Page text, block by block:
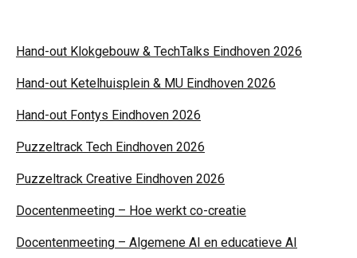
Hand-out Klokgebouw & TechTalks Eindhoven 2026
Hand-out Ketelhuisplein & MU Eindhoven 2026
Hand-out Fontys Eindhoven 2026
Puzzeltrack Tech Eindhoven 2026
Puzzeltrack Creative Eindhoven 2026
Docentenmeeting – Hoe werkt co-creatie
Docentenmeeting – Algemene AI en educatieve AI